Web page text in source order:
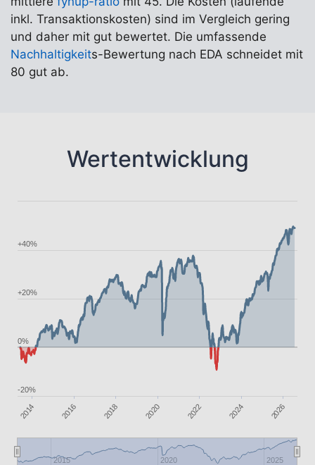
inkl. Transaktionskosten) sind im Vergleich gering
und daher mit gut bewertet. Die umfassende
Nachhaltigkeits-Bewertung nach EDA schneidet mit
80 gut ab.
Wertentwicklung
2014 2016 2018 2020 2022 2024 2026
2015 2020 2025
-20%
0%
+20%
+40%